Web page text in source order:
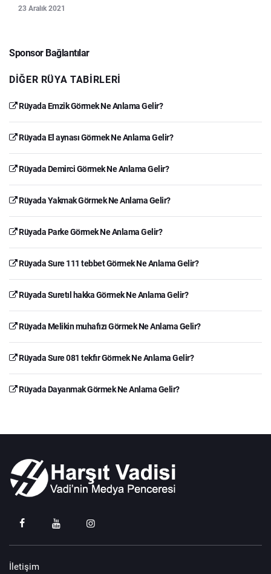
23 Aralık 2021
Sponsor Bağlantılar
DIĞER RÜYA TABIRLERI
Rüyada Emzik Görmek Ne Anlama Gelir?
Rüyada El aynası Görmek Ne Anlama Gelir?
Rüyada Demirci Görmek Ne Anlama Gelir?
Rüyada Yakmak Görmek Ne Anlama Gelir?
Rüyada Parke Görmek Ne Anlama Gelir?
Rüyada Sure 111 tebbet Görmek Ne Anlama Gelir?
Rüyada Suretıl hakka Görmek Ne Anlama Gelir?
Rüyada Melikin muhafızı Görmek Ne Anlama Gelir?
Rüyada Sure 081 tekfır Görmek Ne Anlama Gelir?
Rüyada Dayanmak Görmek Ne Anlama Gelir?
İletişim